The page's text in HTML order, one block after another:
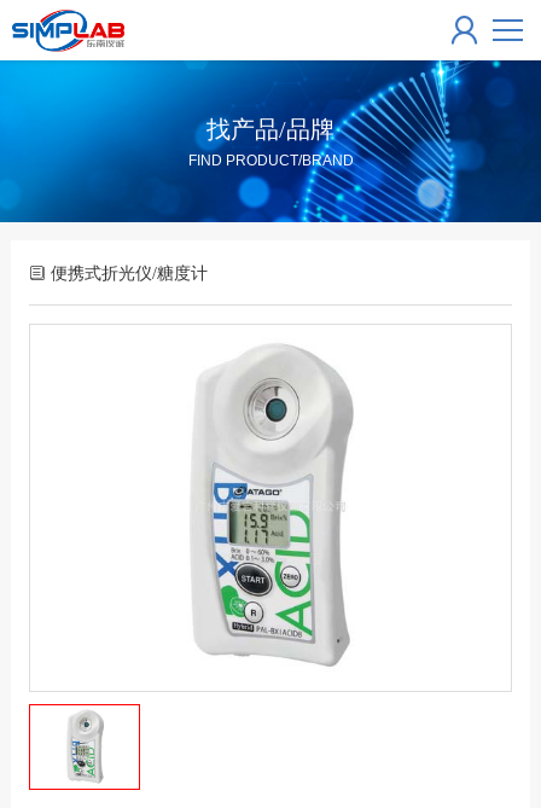
找产品/品牌
FIND PRODUCT/BRAND
便携式折光仪/糖度计